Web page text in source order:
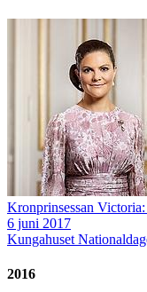
Kronprinsessan
6 juni 2017
Kungahuset
2016